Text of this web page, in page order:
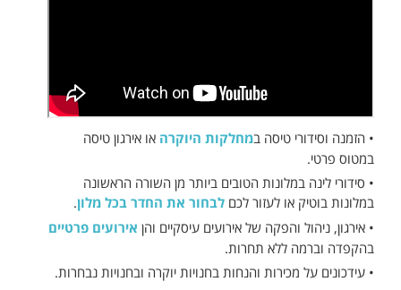
• הזמנה וסידורי טיסה במחלקות היוקרה או אירגון טיסה
במטוס פרטי.
• סידורי לינה במלונות הטובים ביותר מן השורה הראשונה
במלונות בוטיק או לעזור לכם לבחור את החדר בכל מלון.
• אירגון, ניהול והפקה של אירועים עיסקיים והן אירועים פרטיים
בהקפדה וברמה ללא תחרות.
• עידכונים על מכירות והנחות בחנויות יוקרה ובחנויות נבחרות.